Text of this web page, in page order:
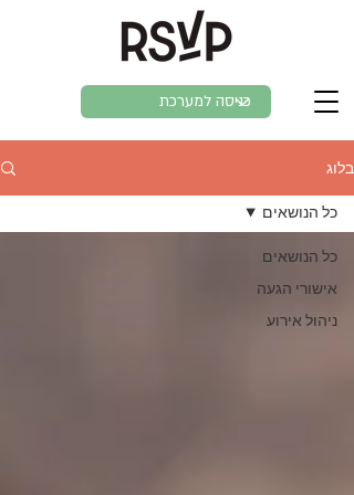
בלוג
כל הנושאים
אישורי הגעה
ניהול אירוע
כל הנושאים